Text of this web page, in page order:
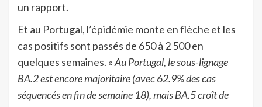
un rapport.
Et au Portugal, l’épidémie monte en flèche et les
cas positifs sont passés de 650 à 2 500 en
quelques semaines. «Au Portugal, le sous-lignage
BA.2 est encore majoritaire (avec 62.9% des cas
séquencés en fin de semaine 18), mais BA.5 croît de